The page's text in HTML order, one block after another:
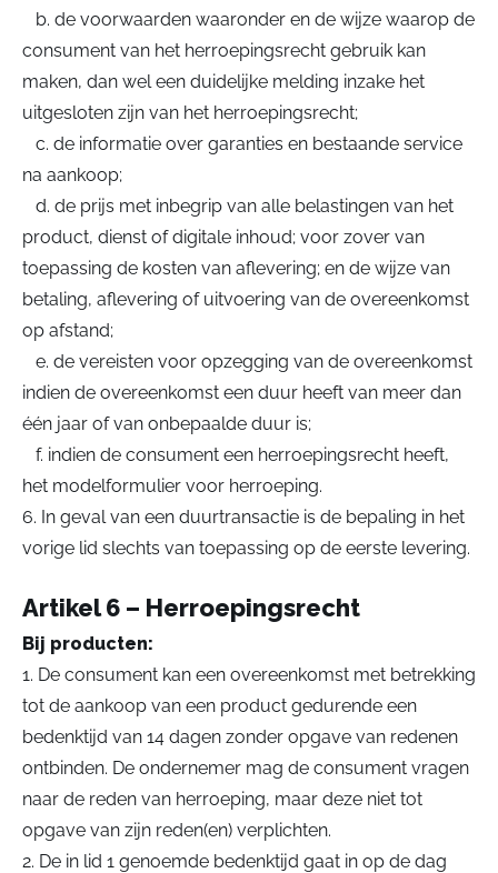
b. de voorwaarden waaronder en de wijze waarop de
consument van het herroepingsrecht gebruik kan
maken, dan wel een duidelijke melding inzake het
uitgesloten zijn van het herroepingsrecht;
c. de informatie over garanties en bestaande service
na aankoop;
d. de prijs met inbegrip van alle belastingen van het
product, dienst of digitale inhoud; voor zover van
toepassing de kosten van aflevering; en de wijze van
betaling, aflevering of uitvoering van de overeenkomst
op afstand;
e. de vereisten voor opzegging van de overeenkomst
indien de overeenkomst een duur heeft van meer dan
één jaar of van onbepaalde duur is;
f. indien de consument een herroepingsrecht heeft,
het modelformulier voor herroeping.
6. In geval van een duurtransactie is de bepaling in het
vorige lid slechts van toepassing op de eerste levering.
Artikel 6 – Herroepingsrecht
Bij producten:
1. De consument kan een overeenkomst met betrekking
tot de aankoop van een product gedurende een
bedenktijd van 14 dagen zonder opgave van redenen
ontbinden. De ondernemer mag de consument vragen
naar de reden van herroeping, maar deze niet tot
opgave van zijn reden(en) verplichten.
2. De in lid 1 genoemde bedenktijd gaat in op de dag